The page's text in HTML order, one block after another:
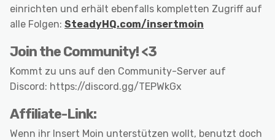
einrichten und erhält ebenfalls kompletten Zugriff auf
alle Folgen: SteadyHQ.com/insertmoin
Join the Community! <3
Kommt zu uns auf den Community-Server auf
Discord: https://discord.gg/TEPWkGx
Affiliate-Link:
Wenn ihr Insert Moin unterstützen wollt, benutzt doch